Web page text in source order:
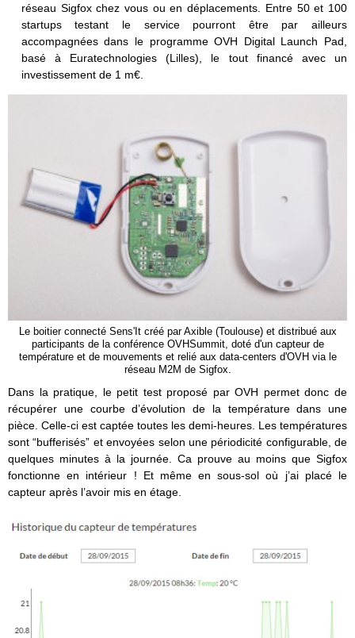
réseau Sigfox chez vous ou en déplacements. Entre 50 et 100
startups testant le service pourront être par ailleurs
accompagnées dans le programme OVH Digital Launch Pad,
basé à Euratechnologies (Lilles), le tout financé avec un
investissement de 1 m€.
Le boitier connecté Sens'It créé par Axible (Toulouse) et distribué aux
participants de la conférence OVHSummit, doté d'un capteur de
température et de mouvements et relié aux data-centers d'OVH via le
réseau M2M de Sigfox.
Dans la pratique, le petit test proposé par OVH permet donc de
récupérer une courbe d’évolution de la température dans une
pièce. Celle-ci est captée toutes les demi-heures. Les températures
sont “bufferisés” et envoyées selon une périodicité configurable, de
quelques minutes à la journée. Ca prouve au moins que Sigfox
fonctionne en intérieur ! Et même en sous-sol où j’ai placé le
capteur après l’avoir mis en étage.